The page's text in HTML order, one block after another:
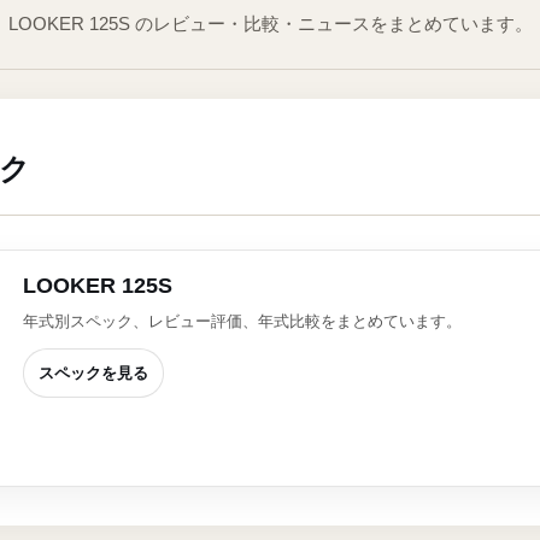
LOOKER 125S のレビュー・比較・ニュースをまとめています。
LOOKER 125S
年式別スペック、レビュー評価、年式比較をまとめています。
スペックを見る